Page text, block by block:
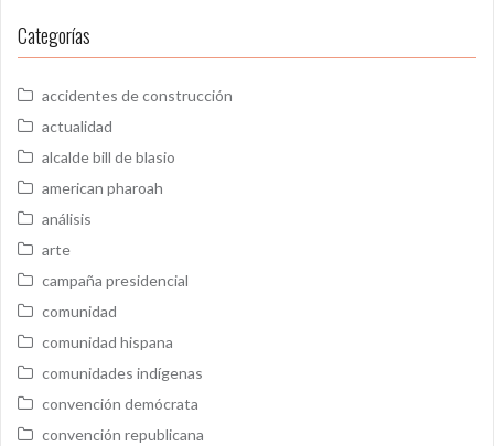
Categorías
accidentes de construcción
actualidad
alcalde bill de blasio
american pharoah
análisis
arte
campaña presidencial
comunidad
comunidad hispana
comunidades indígenas
convención demócrata
convención republicana